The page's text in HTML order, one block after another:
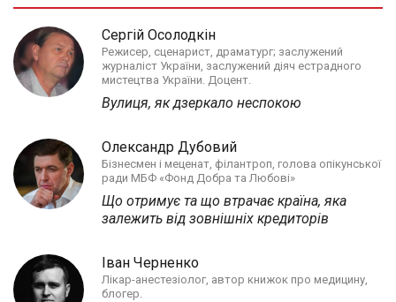
Сергій Осолодкін
Режисер, сценарист, драматург; заслужений
журналіст України, заслужений діяч естрадного
мистецтва України. Доцент.
Вулиця, як дзеркало неспокою
Олександр Дубовий
Бізнесмен і меценат, філантроп, голова опікунської
ради МБФ «Фонд Добра та Любові»
Що отримує та що втрачає країна, яка
залежить від зовнішніх кредиторів
Іван Черненко
Лікар-анестезіолог, автор книжок про медицину,
блогер.